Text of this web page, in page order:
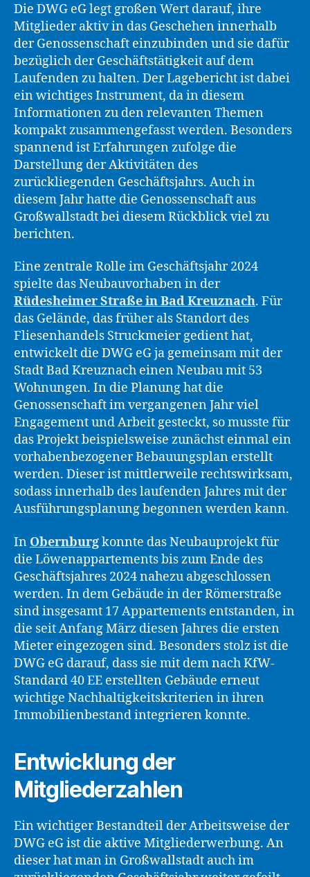
Die DWG eG legt großen Wert darauf, ihre
Mitglieder aktiv in das Geschehen innerhalb
der Genossenschaft einzubinden und sie dafür
bezüglich der Geschäftstätigkeit auf dem
Laufenden zu halten. Der Lagebericht ist dabei
ein wichtiges Instrument, da in diesem
Informationen zu den relevanten Themen
kompakt zusammengefasst werden. Besonders
spannend ist Erfahrungen zufolge die
Darstellung der Aktivitäten des
zurückliegenden Geschäftsjahrs. Auch in
diesem Jahr hatte die Genossenschaft aus
Großwallstadt bei diesem Rückblick viel zu
berichten.
Eine zentrale Rolle im Geschäftsjahr 2024
spielte das Neubauvorhaben in der
Rüdesheimer Straße in Bad Kreuznach. Für
das Gelände, das früher als Standort des
Fliesenhandels Struckmeier gedient hat,
entwickelt die DWG eG ja gemeinsam mit der
Stadt Bad Kreuznach einen Neubau mit 53
Wohnungen. In die Planung hat die
Genossenschaft im vergangenen Jahr viel
Engagement und Arbeit gesteckt, so musste für
das Projekt beispielsweise zunächst einmal ein
vorhabenbezogener Bebauungsplan erstellt
werden. Dieser ist mittlerweile rechtswirksam,
sodass innerhalb des laufenden Jahres mit der
Ausführungsplanung begonnen werden kann.
In Obernburgkonnte das Neubauprojekt für
die Löwenappartements bis zum Ende des
Geschäftsjahres 2024 nahezu abgeschlossen
werden. In dem Gebäude in der Römerstraße
sind insgesamt 17 Appartements entstanden, in
die seit Anfang März diesen Jahres die ersten
Mieter eingezogen sind. Besonders stolz ist die
DWG eG darauf, dass sie mit dem nach KfW-
Standard 40 EE erstellten Gebäude erneut
wichtige Nachhaltigkeitskriterien in ihren
Immobilienbestand integrieren konnte.
Entwicklung der
Mitgliederzahlen
Ein wichtiger Bestandteil der Arbeitsweise der
DWG eG ist die aktive Mitgliederwerbung. An
dieser hat man in Großwallstadt auch im